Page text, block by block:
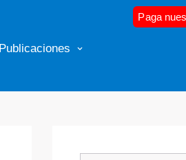
Publicaciones
Paga